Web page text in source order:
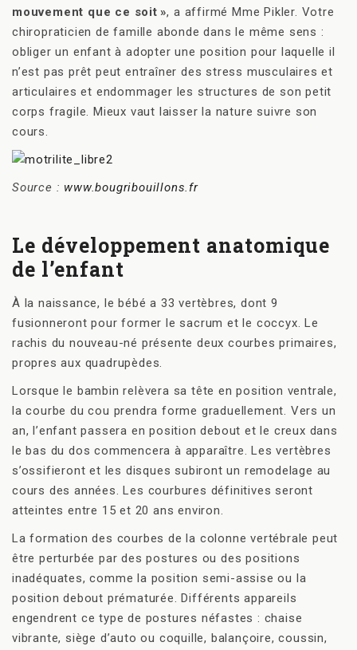
mouvement que ce soit », a affirmé Mme Pikler. Votre
chiropraticien de famille abonde dans le même sens :
obliger un enfant à adopter une position pour laquelle il
n’est pas prêt peut entraîner des stress musculaires et
articulaires et endommager les structures de son petit
corps fragile. Mieux vaut laisser la nature suivre son
cours.
Source : www.bougribouillons.fr
Le développement anatomique
de l’enfant
À la naissance, le bébé a 33 vertèbres, dont 9
fusionneront pour former le sacrum et le coccyx. Le
rachis du nouveau-né présente deux courbes primaires,
propres aux quadrupèdes.
Lorsque le bambin relèvera sa tête en position ventrale,
la courbe du cou prendra forme graduellement. Vers un
an, l’enfant passera en position debout et le creux dans
le bas du dos commencera à apparaître. Les vertèbres
s’ossifieront et les disques subiront un remodelage au
cours des années. Les courbures définitives seront
atteintes entre 15 et 20 ans environ.
La formation des courbes de la colonne vertébrale peut
être perturbée par des postures ou des positions
inadéquates, comme la position semi-assise ou la
position debout prématurée. Différents appareils
engendrent ce type de postures néfastes : chaise
vibrante, siège d’auto ou coquille, balançoire, coussin,